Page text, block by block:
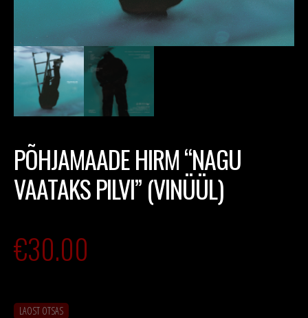
PÕHJAMAADE HIRM “NAGU
VAATAKS PILVI” (VINÜÜL)
€30.00
LAOST OTSAS